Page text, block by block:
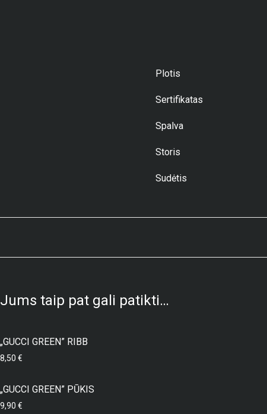
Plotis
Sertifikatas
Spalva
Storis
Sudėtis
Jums taip pat gali patikti…
„GUCCI GREEN” RIBB
8,50 €
„GUCCI GREEN” PŪKIS
9,90 €